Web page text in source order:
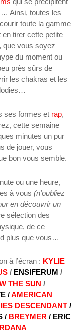
Ainsi, toutes les
toute la gamme
tirer cette petite
que vous soyez
du moment ou
près sûrs de
les chakras et les
ses formes et rap,
cette semaine
minutes un pur
de jouer, vous
bon vous semble.
ou une heure,
à vous (n’oubliez
en découvrir un
sélection des
de ce
plus que vous…
à l’écran : KYLIE
/ ENSIFERUM /
THE SUN /
/AMERICAN
DESCENDANT /
/ BREYMER / ERIC